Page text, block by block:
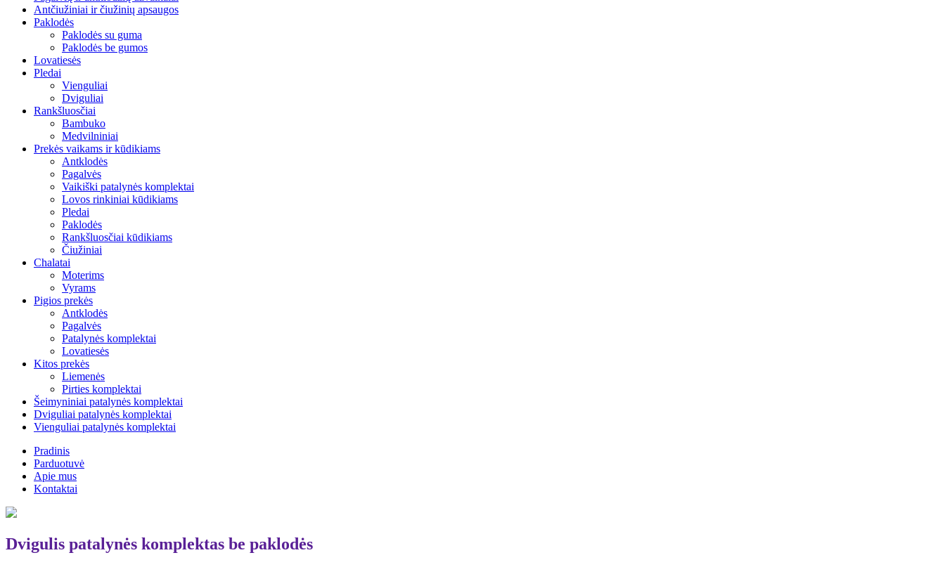
Antčiužiniai ir čiužinių apsaugos
Paklodės
Paklodės su guma
Paklodės be gumos
Lovatiesės
Pledai
Vienguliai
Dviguliai
Rankšluosčiai
Bambuko
Medvilniniai
Prekės vaikams ir kūdikiams
Antklodės
Pagalvės
Vaikiški patalynės komplektai
Lovos rinkiniai kūdikiams
Pledai
Paklodės
Rankšluosčiai kūdikiams
Čiužiniai
Chalatai
Moterims
Vyrams
Pigios prekės
Antklodės
Pagalvės
Patalynės komplektai
Lovatiesės
Kitos prekės
Liemenės
Pirties komplektai
Šeimyniniai patalynės komplektai
Dviguliai patalynės komplektai
Vienguliai patalynės komplektai
Pradinis
Parduotuvė
Apie mus
Kontaktai
Dvigulis patalynės komplektas be paklodės